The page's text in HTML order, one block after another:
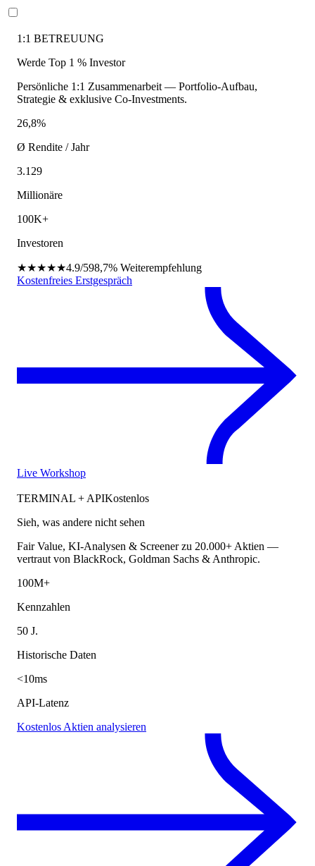
1:1 BETREUUNG
Werde Top 1 % Investor
Persönliche 1:1 Zusammenarbeit — Portfolio-Aufbau,
Strategie & exklusive Co-Investments.
26,8%
Ø Rendite / Jahr
3.129
Millionäre
100K+
Investoren
★★★★★4.9/598,7% Weiterempfehlung
Kostenfreies Erstgespräch
Live Workshop
TERMINAL + APIKostenlos
Sieh, was andere nicht sehen
Fair Value, KI-Analysen & Screener zu 20.000+ Aktien —
vertraut von BlackRock, Goldman Sachs & Anthropic.
100M+
Kennzahlen
50 J.
Historische Daten
<10ms
API-Latenz
Kostenlos Aktien analysieren